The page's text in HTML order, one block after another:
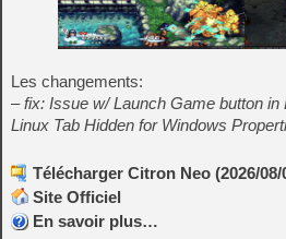
Les changements:
– fix: Issue w/ Launch Game button in
Linux Tab Hidden for Windows
Télécharger Citron Neo (2026/08/
Site Officiel
En savoir plus…